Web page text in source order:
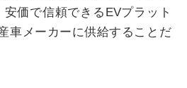
価で信頼できるEVプラット
車メーカーに供給することだ